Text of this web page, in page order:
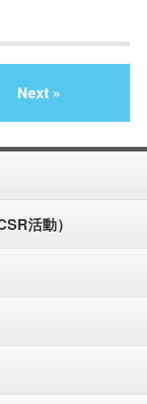
Next »
活動）